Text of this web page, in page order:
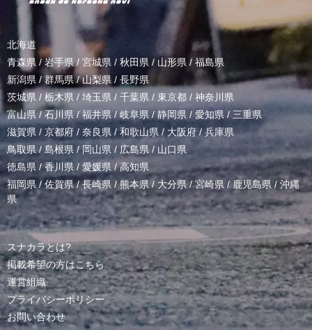
北海道
青森県 / 岩手県/ 宮城県 / 秋田県 / 山形県/ 福島県
新潟県 /群馬県/山梨県 / 長野県
茨城県 / 栃木県 / 埼玉県 / 千葉県 / 東京都 / 神奈川県
富山県 /石川県/福井県/岐阜県 / 静岡県 / 愛知県 / 三重県
滋賀県 / 京都府 / 奈良県 / 和歌山県/ 大阪府 /兵庫県
鳥取県/ 島根県 /岡山県/ 広島県 / 山口県
徳島県 /香川県 / 愛媛県/高知県
福岡県/佐賀県/長崎県 /熊本県/ 大分県/宮崎県 /鹿児島県 / 沖縄
県
スナカラとは?
掲載希望の方はこちら
運営組織
プライバシーポリシー
お問い合わせ